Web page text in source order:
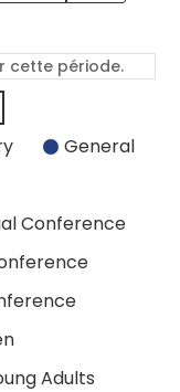
cette période.
General
Conference
Adults